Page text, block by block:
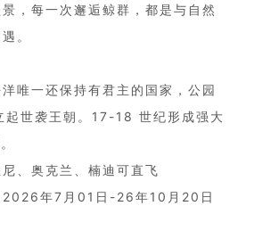
，每一次邂逅鲸群，都是与自然
。
唯一还保持有君主的国家，公园
起世袭王朝。17-18 世纪形成强大
、奥克兰、楠迪可直飞
2026年7月01日-26年10月20日